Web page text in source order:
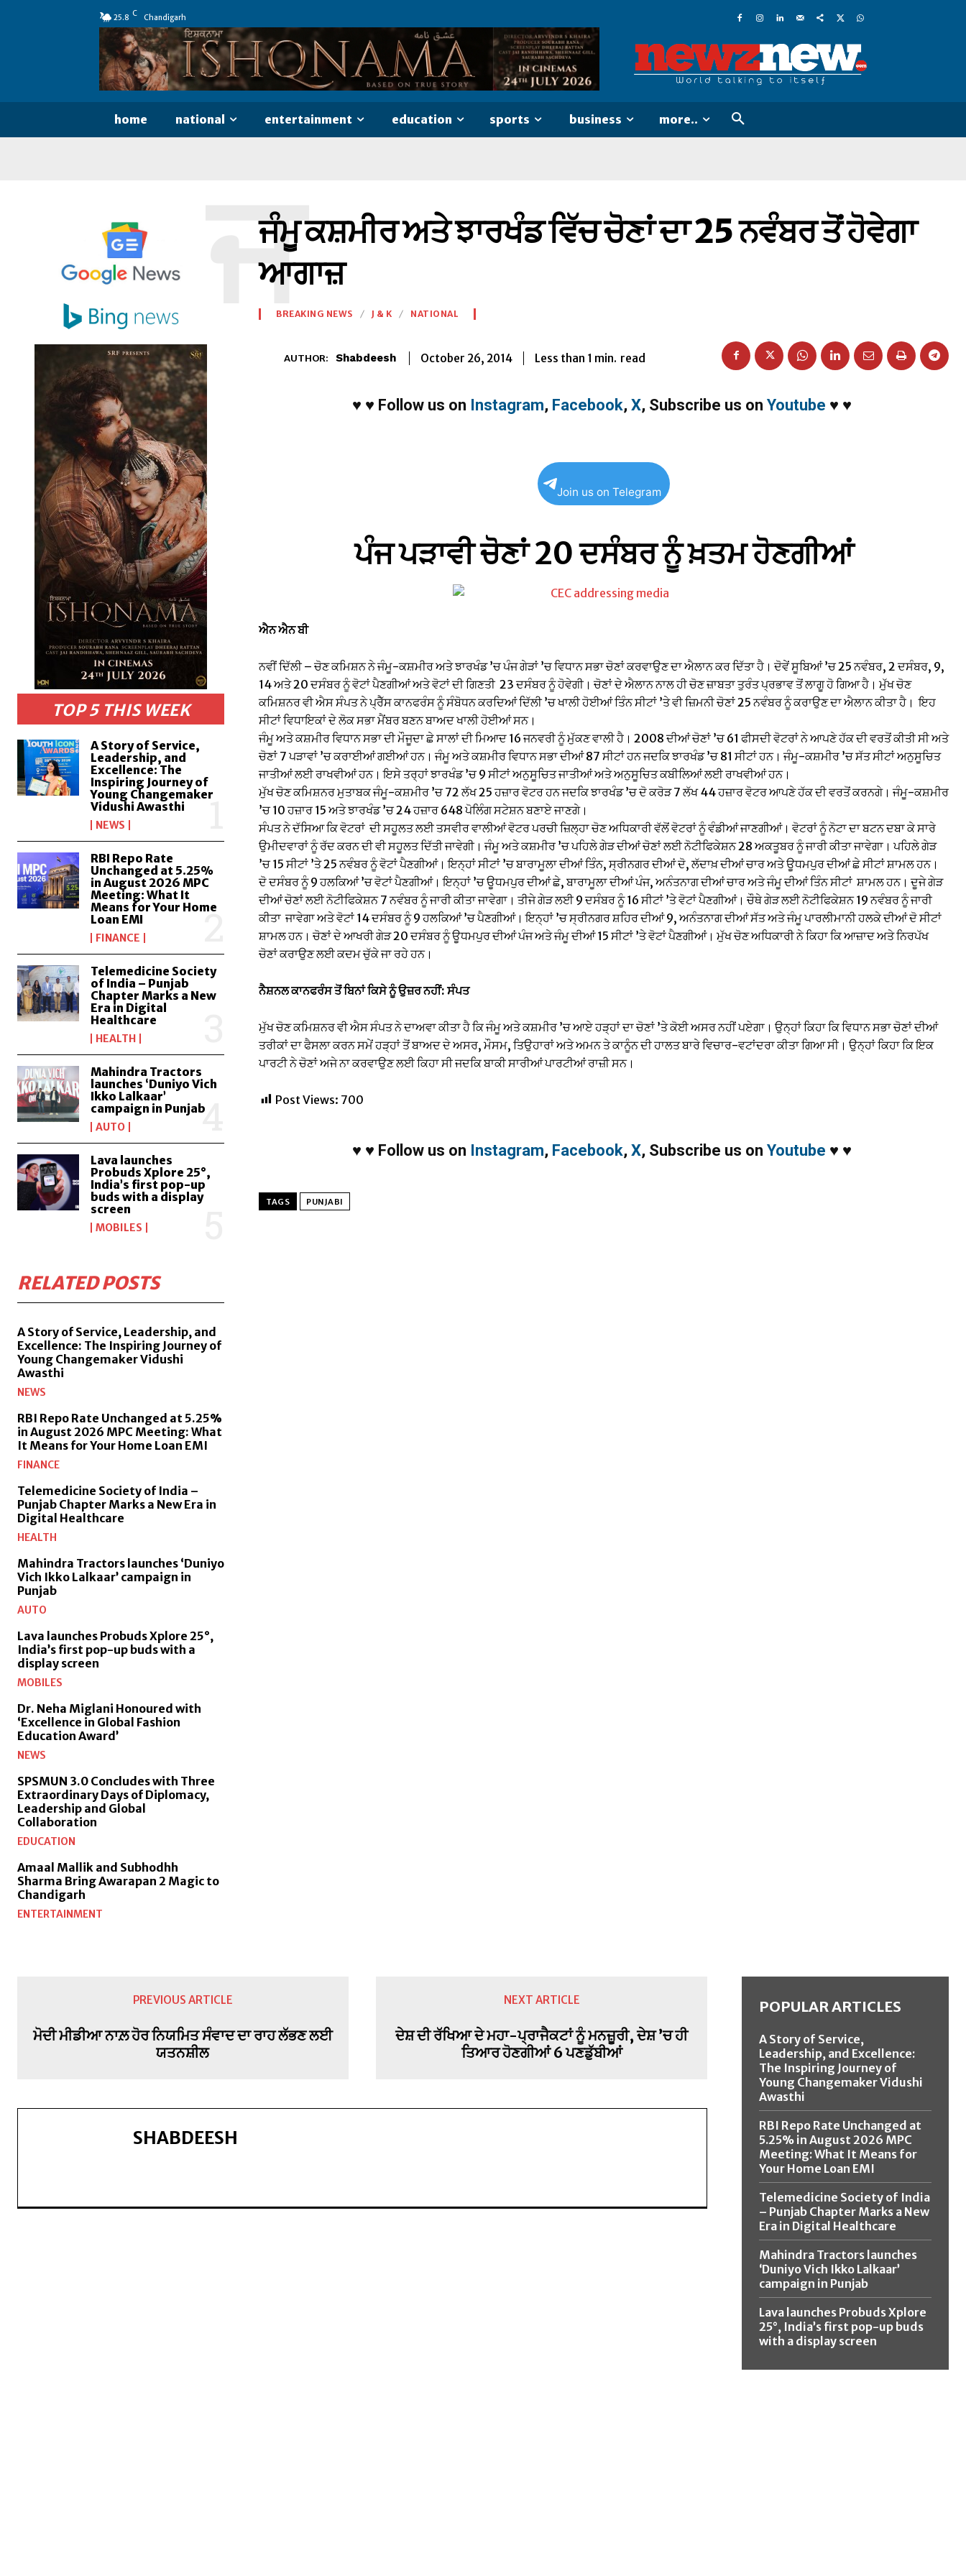
25.8 C Chandigarh
home national entertainment education sports business more..
TOP 5 THIS WEEK
A Story of Service,
Leadership, and
Excellence: The
Inspiring Journey of
Young Changemaker
Vidushi Awasthi
NEWS
RBI Repo Rate
Unchanged at 5.25%
in August 2026 MPC
Meeting: What It
Means for Your Home
Loan EMI
FINANCE
Telemedicine Society
of India – Punjab
Chapter Marks a New
Era in Digital
Healthcare
HEALTH
Mahindra Tractors
launches ‘Duniyo Vich
Ikko Lalkaar’
campaign in Punjab
AUTO
Lava launches
Probuds Xplore 25°,
India’s first pop-up
buds with a display
screen
MOBILES
RELATED POSTS
A Story of Service, Leadership, and
Excellence: The Inspiring Journey of
Young Changemaker Vidushi
Awasthi
NEWS
RBI Repo Rate Unchanged at 5.25%
in August 2026 MPC Meeting: What
It Means for Your Home Loan EMI
FINANCE
Telemedicine Society of India –
Punjab Chapter Marks a New Era in
Digital Healthcare
HEALTH
Mahindra Tractors launches ‘Duniyo
Vich Ikko Lalkaar’ campaign in
Punjab
AUTO
Lava launches Probuds Xplore 25°,
India’s first pop-up buds with a
display screen
MOBILES
Dr. Neha Miglani Honoured with
‘Excellence in Global Fashion
Education Award’
NEWS
SPSMUN 3.0 Concludes with Three
Extraordinary Days of Diplomacy,
Leadership and Global
Collaboration
EDUCATION
Amaal Mallik and Subhodhh
Sharma Bring Awarapan 2 Magic to
Chandigarh
ENTERTAINMENT
ਜੰਮੂ ਕਸ਼ਮੀਰ ਅਤੇ ਝਾਰਖੰਡ ਵਿੱਚ ਚੋਣਾਂ ਦਾ 25 ਨਵੰਬਰ ਤੋਂ ਹੋਵੇਗਾ
ਆਗਾਜ਼
ਜ
BREAKING NEWS J & K NATIONAL
AUTHOR: Shabdeesh October 26, 2014 Less than 1 min. read
♥ ♥ Follow us on Instagram, Facebook, X, Subscribe us on Youtube ♥ ♥
Join us on Telegram
ਪੰਜ ਪੜਾਵੀ ਚੋਣਾਂ 20 ਦਸੰਬਰ ਨੂੰ ਖ਼ਤਮ ਹੋਣਗੀਆਂ
ਐਨ ਐਨ ਬੀ
ਨਵੀਂ ਦਿੱਲੀ – ਚੋਣ ਕਮਿਸ਼ਨ ਨੇ ਜੰਮੂ-ਕਸ਼ਮੀਰ ਅਤੇ ਝਾਰਖੰਡ ’ਚ ਪੰਜ ਗੇੜਾਂ ’ਚ ਵਿਧਾਨ ਸਭਾ ਚੋਣਾਂ ਕਰਵਾਉਣ ਦਾ ਐਲਾਨ ਕਰ ਦਿੱਤਾ ਹੈ। ਦੋਵੇਂ ਸੂਬਿਆਂ ’ਚ 25 ਨਵੰਬਰ, 2 ਦਸੰਬਰ, 9,
14 ਅਤੇ 20 ਦਸੰਬਰ ਨੂੰ ਵੋਟਾਂ ਪੈਣਗੀਆਂ ਅਤੇ ਵੋਟਾਂ ਦੀ ਗਿਣਤੀ 23 ਦਸੰਬਰ ਨੂੰ ਹੋਵੇਗੀ। ਚੋਣਾਂ ਦੇ ਐਲਾਨ ਨਾਲ ਹੀ ਚੋਣ ਜ਼ਾਬਤਾ ਤੁਰੰਤ ਪ੍ਰਭਾਵ ਤੋਂ ਲਾਗੂ ਹੋ ਗਿਆ ਹੈ। ਮੁੱਖ ਚੋਣ
ਕਮਿਸ਼ਨਰ ਵੀ ਐਸ ਸੰਪਤ ਨੇ ਪ੍ਰੈੱਸ ਕਾਨਫਰੰਸ ਨੂੰ ਸੰਬੋਧਨ ਕਰਦਿਆਂ ਦਿੱਲੀ ’ਚ ਖਾਲੀ ਹੋਈਆਂ ਤਿੰਨ ਸੀਟਾਂ ’ਤੇ ਵੀ ਜ਼ਿਮਨੀ ਚੋਣਾਂ 25 ਨਵੰਬਰ ਨੂੰ ਕਰਾਉਣ ਦਾ ਐਲਾਨ ਕੀਤਾ ਹੈ। ਇਹ
ਸੀਟਾਂ ਵਿਧਾਇਕਾਂ ਦੇ ਲੋਕ ਸਭਾ ਮੈਂਬਰ ਬਣਨ ਬਾਅਦ ਖਾਲੀ ਹੋਈਆਂ ਸਨ।
ਜੰਮੂ ਅਤੇ ਕਸ਼ਮੀਰ ਵਿਧਾਨ ਸਭਾ ਦੀ ਮੌਜੂਦਾ ਛੇ ਸਾਲਾਂ ਦੀ ਮਿਆਦ 16 ਜਨਵਰੀ ਨੂੰ ਮੁੱਕਣ ਵਾਲੀ ਹੈ। 2008 ਦੀਆਂ ਚੋਣਾਂ ’ਚ 61 ਫੀਸਦੀ ਵੋਟਰਾਂ ਨੇ ਆਪਣੇ ਹੱਕ ਦੀ ਵਰਤੋਂ ਕੀਤੀ ਸੀ ਅਤੇ
ਚੋਣਾਂ 7 ਪੜਾਵਾਂ ’ਚ ਕਰਾਈਆਂ ਗਈਆਂ ਹਨ। ਜੰਮੂ ਅਤੇ ਕਸ਼ਮੀਰ ਵਿਧਾਨ ਸਭਾ ਦੀਆਂ 87 ਸੀਟਾਂ ਹਨ ਜਦਕਿ ਝਾਰਖੰਡ ’ਚ 81 ਸੀਟਾਂ ਹਨ। ਜੰਮੂ-ਕਸ਼ਮੀਰ ’ਚ ਸੱਤ ਸੀਟਾਂ ਅਨੁਸੂਚਿਤ
ਜਾਤੀਆਂ ਲਈ ਰਾਖਵੀਆਂ ਹਨ। ਇਸੇ ਤਰ੍ਹਾਂ ਝਾਰਖੰਡ ’ਚ 9 ਸੀਟਾਂ ਅਨੁਸੂਚਿਤ ਜਾਤੀਆਂ ਅਤੇ ਅਨੁਸੂਚਿਤ ਕਬੀਲਿਆਂ ਲਈ ਰਾਖਵੀਆਂ ਹਨ।
ਮੁੱਖ ਚੋਣ ਕਮਿਸ਼ਨਰ ਮੁਤਾਬਕ ਜੰਮੂ-ਕਸ਼ਮੀਰ ’ਚ 72 ਲੱਖ 25 ਹਜ਼ਾਰ ਵੋਟਰ ਹਨ ਜਦਕਿ ਝਾਰਖੰਡ ’ਚ ਦੋ ਕਰੋੜ 7 ਲੱਖ 44 ਹਜ਼ਾਰ ਵੋਟਰ ਆਪਣੇ ਹੱਕ ਦੀ ਵਰਤੋਂ ਕਰਨਗੇ। ਜੰਮੂ-ਕਸ਼ਮੀਰ
’ਚ 10 ਹਜ਼ਾਰ 15 ਅਤੇ ਝਾਰਖੰਡ ’ਚ 24 ਹਜ਼ਾਰ 648 ਪੋਲਿੰਗ ਸਟੇਸ਼ਨ ਬਣਾਏ ਜਾਣਗੇ।
ਸੰਪਤ ਨੇ ਦੱਸਿਆ ਕਿ ਵੋਟਰਾਂ ਦੀ ਸਹੂਲਤ ਲਈ ਤਸਵੀਰ ਵਾਲੀਆਂ ਵੋਟਰ ਪਰਚੀ ਜ਼ਿਲ੍ਹਾ ਚੋਣ ਅਧਿਕਾਰੀ ਵੱਲੋਂ ਵੋਟਰਾਂ ਨੂੰ ਵੰਡੀਆਂ ਜਾਣਗੀਆਂ। ਵੋਟਰਾਂ ਨੂੰ ਨੋਟਾ ਦਾ ਬਟਨ ਦਬਾ ਕੇ ਸਾਰੇ
ਉਮੀਦਵਾਰਾਂ ਨੂੰ ਰੱਦ ਕਰਨ ਦੀ ਵੀ ਸਹੂਲਤ ਦਿੱਤੀ ਜਾਵੇਗੀ। ਜੰਮੂ ਅਤੇ ਕਸ਼ਮੀਰ ’ਚ ਪਹਿਲੇ ਗੇੜ ਦੀਆਂ ਚੋਣਾਂ ਲਈ ਨੋਟੀਫਿਕੇਸ਼ਨ 28 ਅਕਤੂਬਰ ਨੂੰ ਜਾਰੀ ਕੀਤਾ ਜਾਵੇਗਾ। ਪਹਿਲੇ ਗੇੜ
’ਚ 15 ਸੀਟਾਂ ’ਤੇ 25 ਨਵੰਬਰ ਨੂੰ ਵੋਟਾਂ ਪੈਣਗੀਆਂ। ਇਨ੍ਹਾਂ ਸੀਟਾਂ ’ਚ ਬਾਰਾਮੂਲਾ ਦੀਆਂ ਤਿੰਨ, ਸ੍ਰੀਨਗਰ ਦੀਆਂ ਦੋ, ਲੱਦਾਖ਼ ਦੀਆਂ ਚਾਰ ਅਤੇ ਊਧਮਪੁਰ ਦੀਆਂ ਛੇ ਸੀਟਾਂ ਸ਼ਾਮਲ ਹਨ।
ਦੋ ਦਸੰਬਰ ਨੂੰ 9 ਹਲਕਿਆਂ ’ਚ ਵੋਟਾਂ ਪੈਣਗੀਆਂ। ਇਨ੍ਹਾਂ ’ਚ ਊਧਮਪੁਰ ਦੀਆਂ ਛੇ, ਬਾਰਾਮੂਲਾ ਦੀਆਂ ਪੰਜ, ਅਨੰਤਨਾਗ ਦੀਆਂ ਚਾਰ ਅਤੇ ਜੰਮੂ ਦੀਆਂ ਤਿੰਨ ਸੀਟਾਂ ਸ਼ਾਮਲ ਹਨ। ਦੂਜੇ ਗੇੜ
ਦੀਆਂ ਚੋਣਾਂ ਲਈ ਨੋਟੀਫਿਕੇਸ਼ਨ 7 ਨਵੰਬਰ ਨੂੰ ਜਾਰੀ ਕੀਤਾ ਜਾਵੇਗਾ। ਤੀਜੇ ਗੇੜ ਲਈ 9 ਦਸੰਬਰ ਨੂੰ 16 ਸੀਟਾਂ ’ਤੇ ਵੋਟਾਂ ਪੈਣਗੀਆਂ। ਚੌਥੇ ਗੇੜ ਲਈ ਨੋਟੀਫਿਕੇਸ਼ਨ 19 ਨਵੰਬਰ ਨੂੰ ਜਾਰੀ
ਕੀਤਾ ਜਾਵੇਗਾ ਅਤੇ ਵੋਟਾਂ 14 ਦਸੰਬਰ ਨੂੰ 9 ਹਲਕਿਆਂ ’ਚ ਪੈਣਗੀਆਂ। ਇਨ੍ਹਾਂ ’ਚ ਸ੍ਰੀਨਗਰ ਸ਼ਹਿਰ ਦੀਆਂ 9, ਅਨੰਤਨਾਗ ਦੀਆਂ ਸੱਤ ਅਤੇ ਜੰਮੂ ਪਾਰਲੀਮਾਨੀ ਹਲਕੇ ਦੀਆਂ ਦੋ ਸੀਟਾਂ
ਸ਼ਾਮਲ ਹਨ। ਚੋਣਾਂ ਦੇ ਆਖਰੀ ਗੇੜ 20 ਦਸੰਬਰ ਨੂੰ ਊਧਮਪੁਰ ਦੀਆਂ ਪੰਜ ਅਤੇ ਜੰਮੂ ਦੀਆਂ 15 ਸੀਟਾਂ ’ਤੇ ਵੋਟਾਂ ਪੈਣਗੀਆਂ। ਮੁੱਖ ਚੋਣ ਅਧਿਕਾਰੀ ਨੇ ਕਿਹਾ ਕਿ ਆਜ਼ਾਦ ਅਤੇ ਨਿਰਪੱਖ
ਚੋਣਾਂ ਕਰਾਉਣ ਲਈ ਕਦਮ ਚੁੱਕੇ ਜਾ ਰਹੇ ਹਨ।
ਨੈਸ਼ਨਲ ਕਾਨਫਰੰਸ ਤੋਂ ਬਿਨਾਂ ਕਿਸੇ ਨੂੰ ਉਜ਼ਰ ਨਹੀਂ: ਸੰਪਤ
ਮੁੱਖ ਚੋਣ ਕਮਿਸ਼ਨਰ ਵੀ ਐਸ ਸੰਪਤ ਨੇ ਦਾਅਵਾ ਕੀਤਾ ਹੈ ਕਿ ਜੰਮੂ ਅਤੇ ਕਸ਼ਮੀਰ ’ਚ ਆਏ ਹੜ੍ਹਾਂ ਦਾ ਚੋਣਾਂ ’ਤੇ ਕੋਈ ਅਸਰ ਨਹੀਂ ਪਏਗਾ। ਉਨ੍ਹਾਂ ਕਿਹਾ ਕਿ ਵਿਧਾਨ ਸਭਾ ਚੋਣਾਂ ਦੀਆਂ
ਤਰੀਕਾਂ ਦਾ ਫੈਸਲਾ ਕਰਨ ਸਮੇਂ ਹੜ੍ਹਾਂ ਤੋਂ ਬਾਅਦ ਦੇ ਅਸਰ, ਮੌਸਮ, ਤਿਉਹਾਰਾਂ ਅਤੇ ਅਮਨ ਤੇ ਕਾਨੂੰਨ ਦੀ ਹਾਲਤ ਬਾਰੇ ਵਿਚਾਰ-ਵਟਾਂਦਰਾ ਕੀਤਾ ਗਿਆ ਸੀ। ਉਨ੍ਹਾਂ ਕਿਹਾ ਕਿ ਇਕ
ਪਾਰਟੀ ਨੇ ਚੋਣਾਂ ਅਜੇ ਨਾ ਕਰਵਾਉਣ ਲਈ ਕਿਹਾ ਸੀ ਜਦਕਿ ਬਾਕੀ ਸਾਰੀਆਂ ਪਾਰਟੀਆਂ ਰਾਜ਼ੀ ਸਨ।
Post Views: 700
♥ ♥ Follow us on Instagram, Facebook, X, Subscribe us on Youtube ♥ ♥
TAGS PUNJABI
PREVIOUS ARTICLE
ਮੋਦੀ ਮੀਡੀਆ ਨਾਲ਼ ਹੋਰ ਨਿਯਮਿਤ ਸੰਵਾਦ ਦਾ ਰਾਹ ਲੱਭਣ ਲਈ
ਯਤਨਸ਼ੀਲ
NEXT ARTICLE
ਦੇਸ਼ ਦੀ ਰੱਖਿਆ ਦੇ ਮਹਾ-ਪ੍ਰਾਜੈਕਟਾਂ ਨੂੰ ਮਨਜ਼ੂਰੀ, ਦੇਸ਼ ’ਚ ਹੀ
ਤਿਆਰ ਹੋਣਗੀਆਂ 6 ਪਣਡੁੱਬੀਆਂ
SHABDEESH
POPULAR ARTICLES
A Story of Service,
Leadership, and Excellence:
The Inspiring Journey of
Young Changemaker Vidushi
Awasthi
RBI Repo Rate Unchanged at
5.25% in August 2026 MPC
Meeting: What It Means for
Your Home Loan EMI
Telemedicine Society of India
– Punjab Chapter Marks a New
Era in Digital Healthcare
Mahindra Tractors launches
‘Duniyo Vich Ikko Lalkaar’
campaign in Punjab
Lava launches Probuds Xplore
25°, India’s first pop-up buds
with a display screen